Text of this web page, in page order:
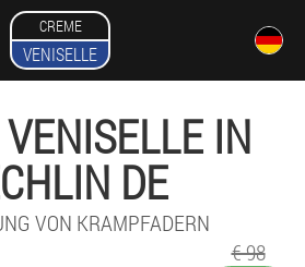
CREME
VENISELLE
IN
DE
VON KRAMPFADERN
€ 98